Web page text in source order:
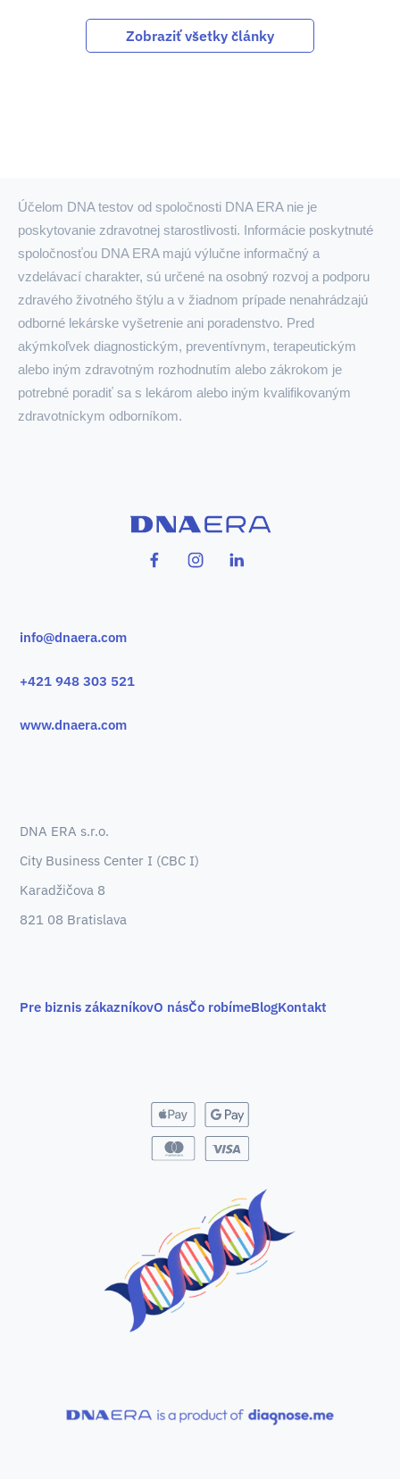
Zobraziť všetky články
Účelom DNA testov od spoločnosti DNA ERA nie je
poskytovanie zdravotnej starostlivosti. Informácie poskytnuté
spoločnosťou DNA ERA majú výlučne informačný a
vzdelávací charakter, sú určené na osobný rozvoj a podporu
zdravého životného štýlu a v žiadnom prípade nenahrádzajú
odborné lekárske vyšetrenie ani poradenstvo. Pred
akýmkoľvek diagnostickým, preventívnym, terapeutickým
alebo iným zdravotným rozhodnutím alebo zákrokom je
potrebné poradiť sa s lekárom alebo iným kvalifikovaným
zdravotníckym odborníkom.
info@dnaera.com
+421 948 303 521
www.dnaera.com
DNA ERA s.r.o.
City Business Center I (CBC I)
Karadžičova 8
821 08 Bratislava
Pre biznis zákazníkovO násČo robímeBlogKontakt